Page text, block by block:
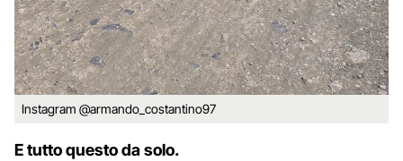
Instagram @armando_costantino97
E tutto questo da solo.